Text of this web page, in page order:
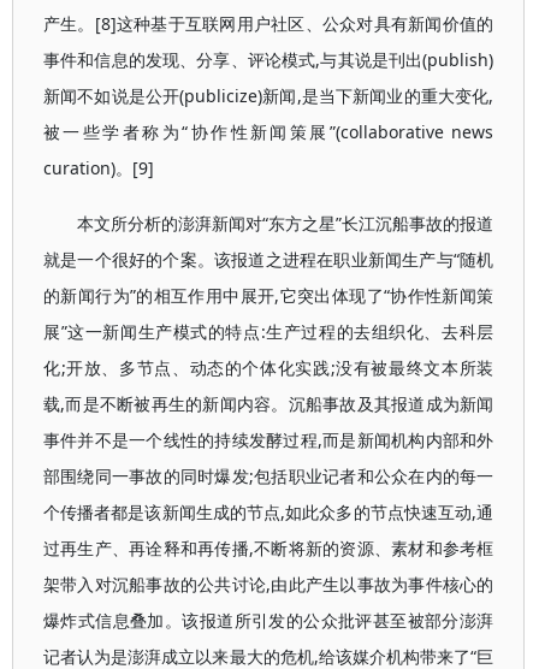
产生。[8]这种基于互联网用户社区、公众对具有新闻价值的
事件和信息的发现、分享、评论模式,与其说是刊出(publish)
新闻不如说是公开(publicize)新闻,是当下新闻业的重大变化,
被一些学者称为“协作性新闻策展”(collaborative news
curation)。[9]
本文所分析的澎湃新闻对“东方之星”长江沉船事故的报道
就是一个很好的个案。该报道之进程在职业新闻生产与“随机
的新闻行为”的相互作用中展开,它突出体现了“协作性新闻策
展”这一新闻生产模式的特点:生产过程的去组织化、去科层
化;开放、多节点、动态的个体化实践;没有被最终文本所装
载,而是不断被再生的新闻内容。沉船事故及其报道成为新闻
事件并不是一个线性的持续发酵过程,而是新闻机构内部和外
部围绕同一事故的同时爆发;包括职业记者和公众在内的每一
个传播者都是该新闻生成的节点,如此众多的节点快速互动,通
过再生产、再诠释和再传播,不断将新的资源、素材和参考框
架带入对沉船事故的公共讨论,由此产生以事故为事件核心的
爆炸式信息叠加。该报道所引发的公众批评甚至被部分澎湃
记者认为是澎湃成立以来最大的危机,给该媒介机构带来了“巨